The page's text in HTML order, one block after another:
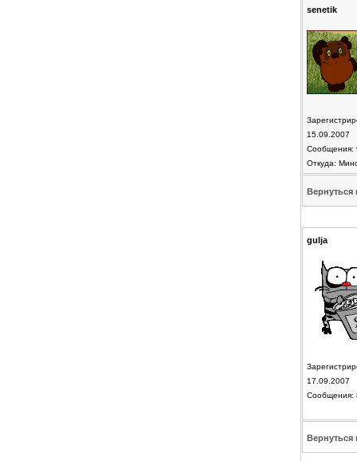
senetik
15.09.2007
Сообщения:
Откуда:
Вернуться
gulja
17.09.2007
Сообщения:
Вернуться